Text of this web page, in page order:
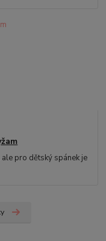
pro dětský spánek je